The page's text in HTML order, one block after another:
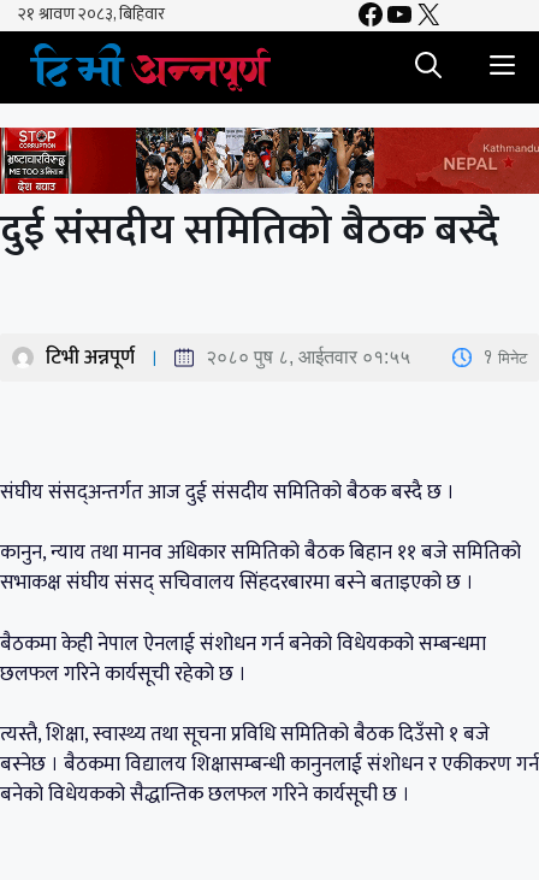
Skip
content
Facebook
YouTube
X
दुई संसदीय समितिको बैठक बस्दै
टिभी अन्नपूर्ण २०८० पुष ८, आईतवार ०१:५५ 1 मिनेट
संघीय संसद्अन्तर्गत आज दुई संसदीय समितिको बैठक बस्दै छ ।
कानुन, न्याय तथा मानव अधिकार समितिको बैठक बिहान ११ बजे समितिको
सभाकक्ष संघीय संसद् सचिवालय सिंहदरबारमा बस्ने बताइएको छ ।
बैठकमा केही नेपाल ऐनलाई संशोधन गर्न बनेको विधेयकको सम्बन्धमा
छलफल गरिने कार्यसूची रहेको छ ।
त्यस्तै, शिक्षा, स्वास्थ्य तथा सूचना प्रविधि समितिको बैठक दिउँसो १ बजे
बस्नेछ । बैठकमा विद्यालय शिक्षासम्बन्धी कानुनलाई संशोधन र एकीकरण गर्न
बनेको विधेयकको सैद्धान्तिक छलफल गरिने कार्यसूची छ ।